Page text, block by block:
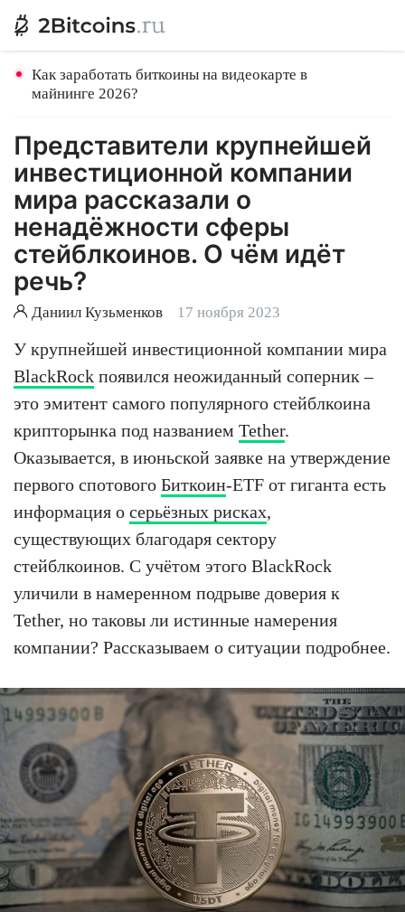
Как заработать биткоины на видеокарте в
майнинге 2026?
Представители крупнейшей
инвестиционной компании
мира рассказали о
ненадёжности сферы
стейблкоинов. О чём идёт
речь?
Даниил Кузьменков 17 ноября 2023
У крупнейшей инвестиционной компании мира
BlackRock появился неожиданный соперник –
это эмитент самого популярного стейблкоина
крипторынка под названием Tether.
Оказывается, в июньской заявке на утверждение
первого спотового Биткоин-ETF от гиганта есть
информация о серьёзных рисках,
существующих благодаря сектору
стейблкоинов. С учётом этого BlackRock
уличили в намеренном подрыве доверия к
Tether, но таковы ли истинные намерения
компании? Рассказываем о ситуации подробнее.